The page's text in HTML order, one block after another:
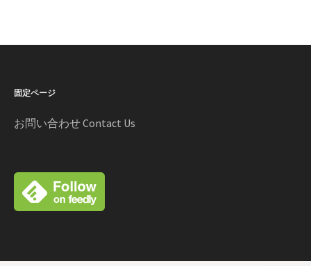
固定ページ
お問い合わせ Contact Us